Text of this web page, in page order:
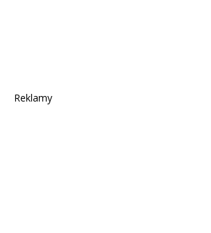
Reklamy